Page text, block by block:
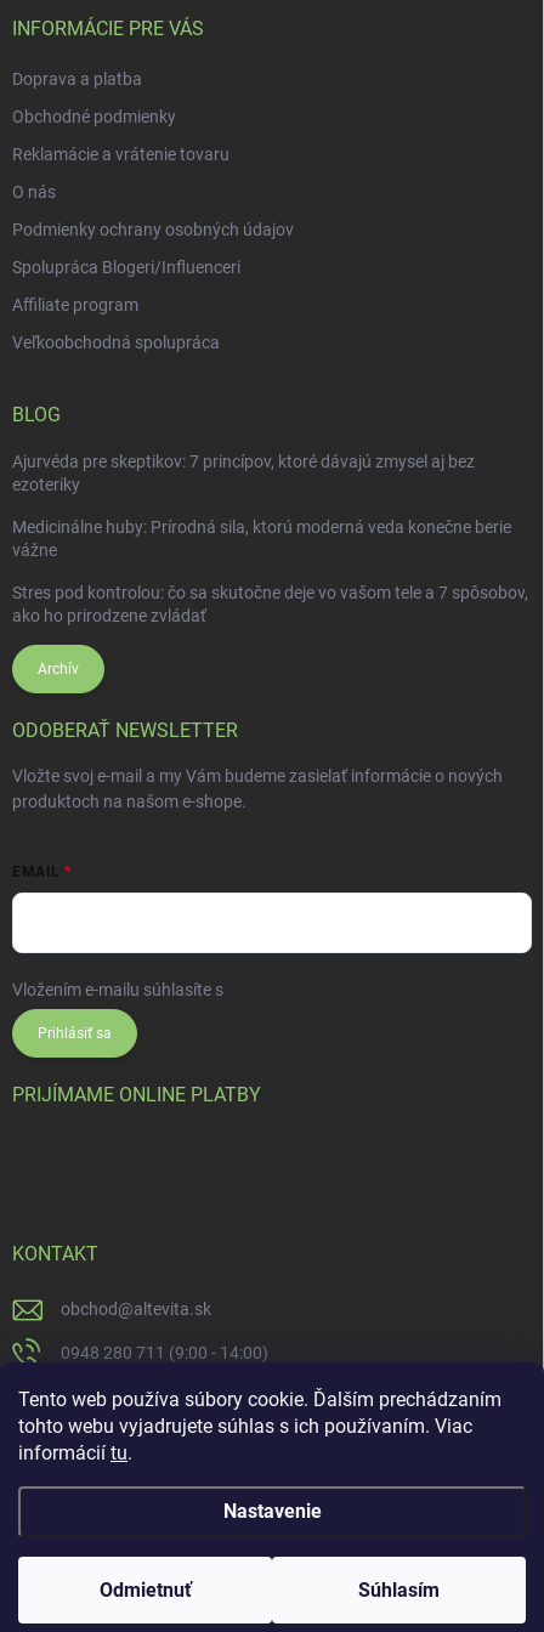
Tento web používa súbory cookie. Ďalším prechádzaním
tohto webu vyjadrujete súhlas s ich používaním. Viac
informácií tu.
Nastavenie
Odmietnuť Súhlasím
INFORMÁCIE PRE VÁS
Doprava a platba
Obchodné podmienky
Reklamácie a vrátenie tovaru
O nás
Podmienky ochrany osobných údajov
Spolupráca Blogeri/Influenceri
Affiliate program
Veľkoobchodná spolupráca
BLOG
Ajurvéda pre skeptikov: 7 princípov, ktoré dávajú zmysel aj bez
ezoteriky
Medicinálne huby: Prírodná sila, ktorú moderná veda konečne berie
vážne
Stres pod kontrolou: čo sa skutočne deje vo vašom tele a 7 spôsobov,
ako ho prirodzene zvládať
Archív
ODOBERAŤ NEWSLETTER
Vložte svoj e-mail a my Vám budeme zasielať informácie o nových
produktoch na našom e-shope.
EMAIL
Vložením e-mailu súhlasíte s
Prihlásiť sa
PRIJÍMAME ONLINE PLATBY
KONTAKT
obchod@altevita.sk
0948 280 711 (9:00 - 14:00)
Altevita.sk
altevita
Vytvoril Shoptet
Copyright 2026Altevita.sk - life - health - beauty. Všetky práva vyhradené.
Upraviť nastavenie cookies